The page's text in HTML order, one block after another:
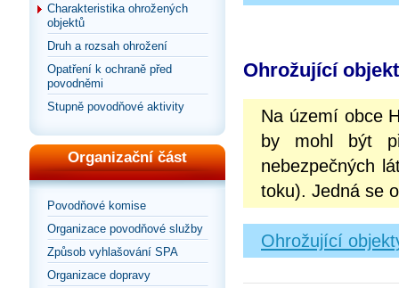
Charakteristika ohrožených
objektů
Druh a rozsah ohrožení
Opatření k ochraně před
povodněmi
Stupně povodňové aktivity
Organizační část
Povodňové komise
Organizace povodňové služby
Způsob vyhlašování SPA
Organizace dopravy
Ohrožující
Na území obce
by mohl být
nebezpečných
toku). Jedná se
Ohrožující